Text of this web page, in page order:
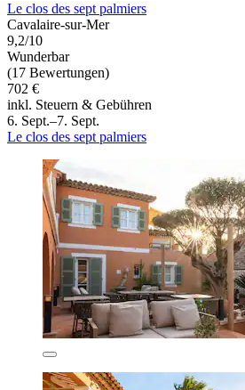
Le clos des sept palmiers
Cavalaire-sur-Mer
9,2/10
Wunderbar
(17 Bewertungen)
702 €
inkl. Steuern & Gebühren
6. Sept.–7. Sept.
Le clos des sept palmiers